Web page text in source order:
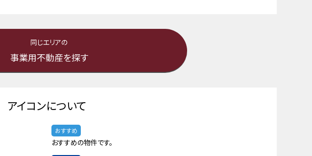
同じエリアの
事業用不動産を探す
アイコンについて
おすすめ
おすすめの物件です。